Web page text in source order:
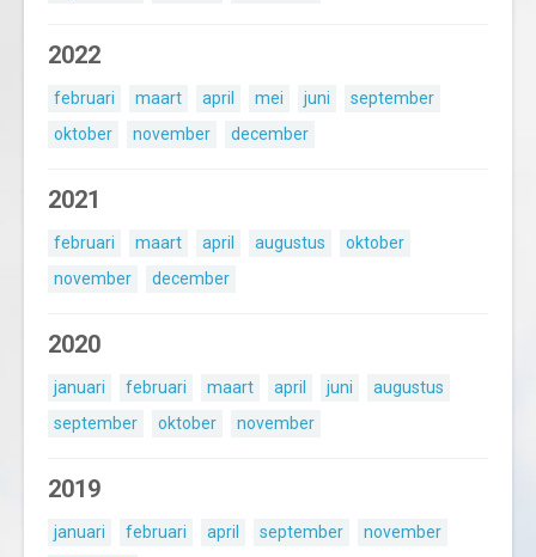
2022
februari maart april mei juni
september
oktober
november december
2021
februari maart april augustus
oktober
november
december
2020
januari februari maart april juni
augustus
september
oktober november
2019
januari februari april september
november